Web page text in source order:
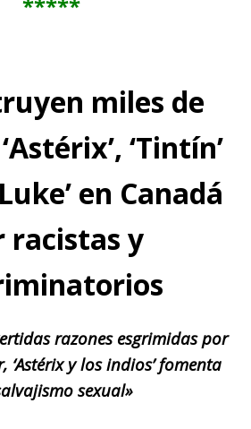
*****
miles de
‘Tintín’
en Canadá
racistas y
razones esgrimidas por
‘Astérix y los indios’ fomenta
sexual»